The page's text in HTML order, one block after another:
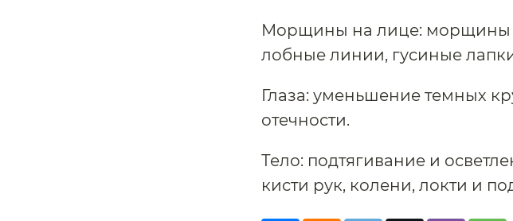
Морщины на лице: морщины
лобные линии, гусиные
Глаза: уменьшение темных
отечности.
Тело: подтягивание и
кисти рук, колени, локти и